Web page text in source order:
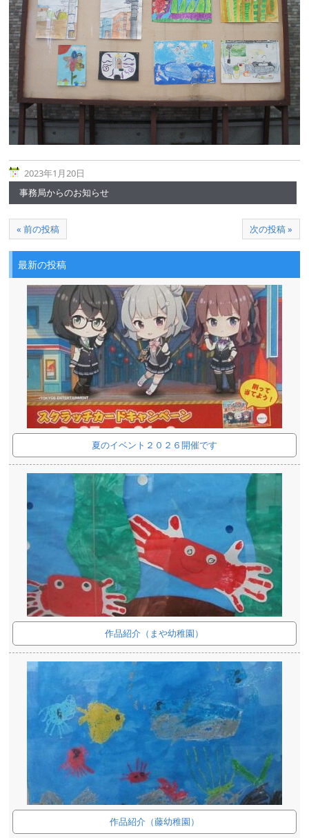
2023年1月20日
事務局からのお知らせ
« 前の投稿 次の投稿 »
最新の投稿
夏のイベント２０２６開催です
作品紹介（まや幼稚園）
作品紹介（藤幼稚園）